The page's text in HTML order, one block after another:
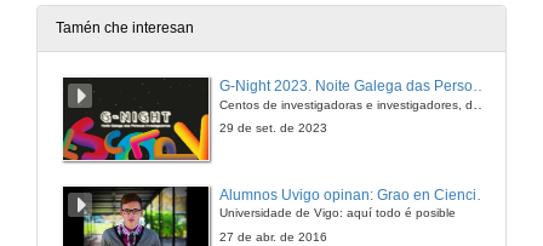
Tamén che interesan
G-Night 2023. Noite Galega das Persoas Investigadoras. Conciencias creativas
29 de set. de 2023
Universidade de Vigo: aquí todo é posible
27 de abr. de 2016